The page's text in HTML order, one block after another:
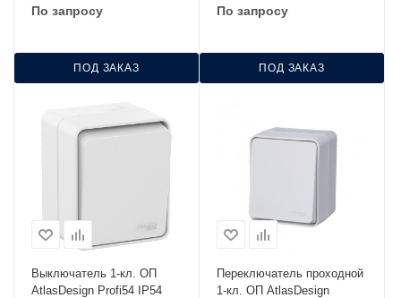
По запросу
ПОД ЗАКАЗ
По запросу
ПОД ЗАКАЗ
Выключатель 1-кл. ОП
AtlasDesign Profi54 IP54
Переключатель проходной
1-кл. ОП AtlasDesign